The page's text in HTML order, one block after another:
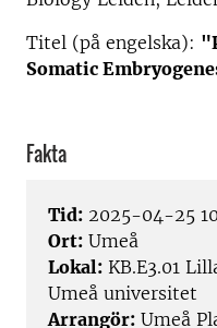
Titel (på engelska):
Somatic
Fakta
Tid: 2025-04-25
Ort: Umeå
Lokal: KB.E3.01
Umeå universitet
Arrangör: Umeå